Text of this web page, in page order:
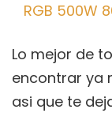
RGB 500W
Lo mejor de
encontrar ya
asi que te